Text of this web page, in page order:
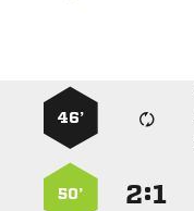
46’
:
50’